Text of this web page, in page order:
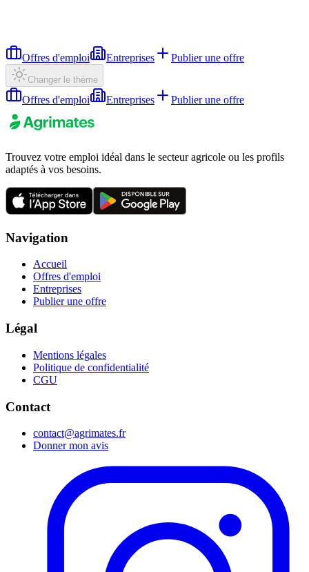
Offres d'emploi Entreprises Publier une offre
Changer le thème
Offres d'emploi Entreprises Publier une offre
Trouvez votre emploi idéal dans le secteur agricole ou les profils
adaptés à vos besoins.
Navigation
Accueil
Offres d'emploi
Entreprises
Publier une offre
Légal
Mentions légales
Politique de confidentialité
CGU
Contact
contact@agrimates.fr
Donner mon avis